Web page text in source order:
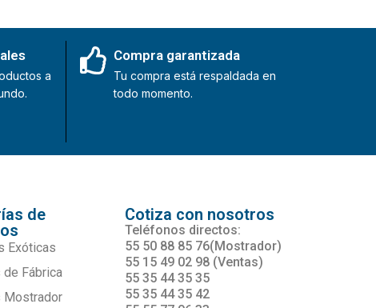
a
Compra garantizada
Tu compra está respaldada en
todo momento.
de
Exóticas
Fábrica
Mostrador
Cotiza con nosotros
Teléfonos directos:
55 50 88 85 76(Mostrador)
55 15 49 02 98 (Ventas)
55 35 44 35 35
55 35 44 35 42